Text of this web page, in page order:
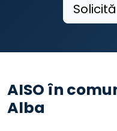
AISO în
Alba